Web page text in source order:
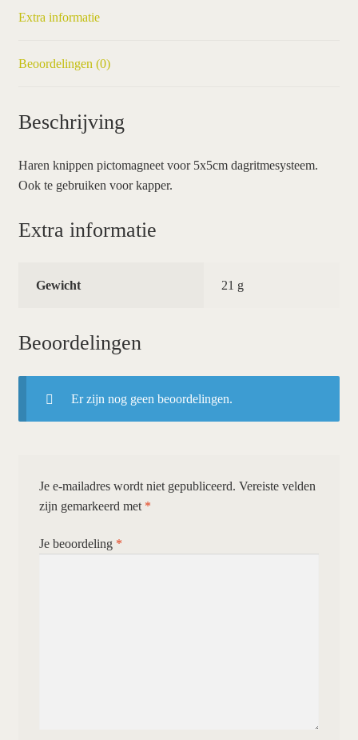
Extra informatie
Beoordelingen (0)
Beschrijving
Haren knippen pictomagneet voor 5x5cm dagritmesysteem.
Ook te gebruiken voor kapper.
Extra informatie
Gewicht 21 g
Beoordelingen
Er zijn nog geen beoordelingen.
Je e-mailadres wordt niet gepubliceerd. Vereiste velden
zijn gemarkeerd met *
Je beoordeling *